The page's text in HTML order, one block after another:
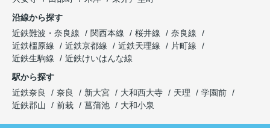
沿線から探す
近鉄難波・奈良線
関西本線 桜井線
奈良線
近鉄橿原線
近鉄京都線 近鉄天理線
片町線
近鉄生駒線
近鉄けいはんな線
駅から探す
近鉄奈良
奈良 新大宮 大和西大寺 天理
学園前
近鉄郡山
前栽 菖蒲池 大和小泉